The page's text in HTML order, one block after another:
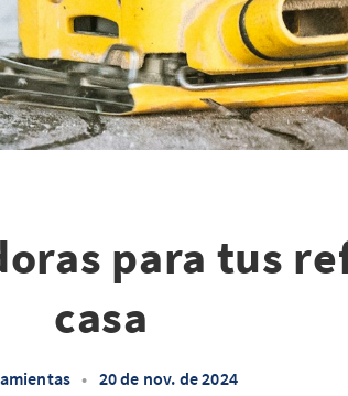
para tus
casa
• 20 de nov. de 2024